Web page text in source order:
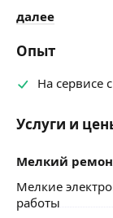
далее
Опыт
На сервисе
Услуги и
Мелкий
Мелкие
работы